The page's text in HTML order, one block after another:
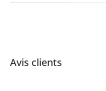
Avis clients